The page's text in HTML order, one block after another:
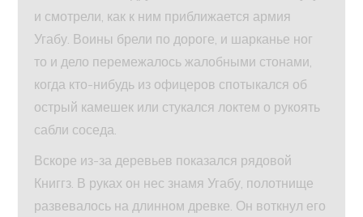
и смотрели, как к ним приближается армия
Угабу. Воины брели по дороге, и шарканье ног
то и дело перемежалось жалобными стонами,
когда кто-нибудь из офицеров спотыкался об
острый камешек или стукался локтем о рукоять
сабли соседа.
Вскоре из-за деревьев показался рядовой
Книггз. В руках он нес знамя Угабу, полотнище
развевалось на длинном древке. Он воткнул его